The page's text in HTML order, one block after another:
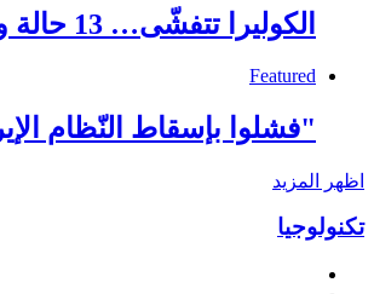
الكوليرا تتفشّى… 13 حالة وفاة و239 إصابة!
Featured
"فشلوا بإسقاط النّظام
اظهر المزيد
تكنولوجيا